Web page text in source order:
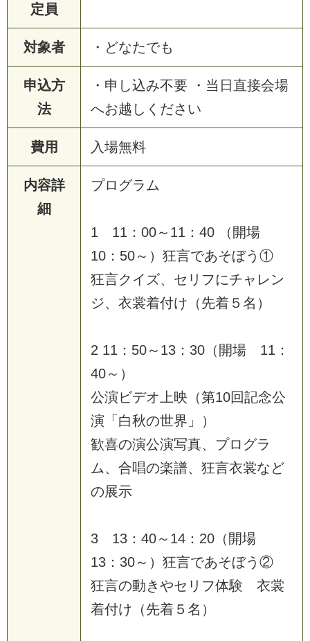
定員
対象者 ・どなたでも
申込方
法
・申し込み不要 ・当日直接会場
へお越しください
費用 入場無料
内容詳
細
プログラム
1 11：00～11：40 （開場
10：50～）狂言であそぼう①
狂言クイズ、セリフにチャレン
ジ、衣裳着付け（先着５名）
2 11：50～13：30（開場 11：
40～）
公演ビデオ上映（第10回記念公
演「白秋の世界」）
歓喜の演公演写真、プログラ
ム、合唱の楽譜、狂言衣裳など
の展示
3 13：40～14：20（開場
13：30～）狂言であそぼう②
狂言の動きやセリフ体験 衣裳
着付け（先着５名）